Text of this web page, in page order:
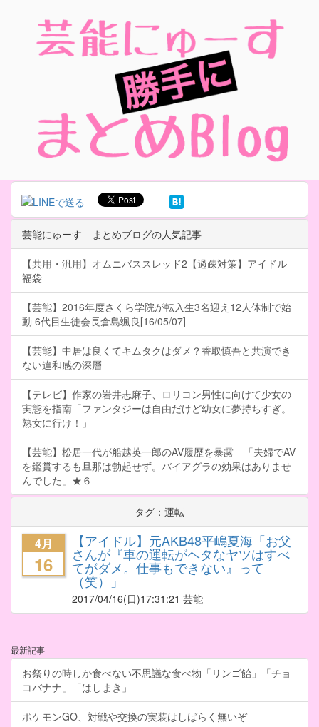
芸能にゅーす まとめブログの人気記事
【共用・汎用】オムニバススレッド2【過疎対策】アイドル
福袋
【芸能】2016年度さくら学院が転入生3名迎え12人体制で始
動 6代目生徒会長倉島颯良[16/05/07]
【芸能】中居は良くてキムタクはダメ？香取慎吾と共演でき
ない違和感の深層
【テレビ】作家の岩井志麻子、ロリコン男性に向けて少女の
実態を指南「ファンタジーは自由だけど幼女に夢持ちすぎ。
熟女に行け！」
【芸能】松居一代が船越英一郎のAV履歴を暴露 「夫婦でAV
を鑑賞するも旦那は勃起せず。バイアグラの効果はありませ
んでした」★６
タグ：運転
4月
16
【アイドル】元AKB48平嶋夏海「お父
さんが『車の運転がヘタなヤツはすべ
てがダメ。仕事もできない』って
（笑）」
2017/04/16(日)17:31:21 芸能
最新記事
お祭りの時しか食べない不思議な食べ物「リンゴ飴」「チョ
コバナナ」「はしまき」
ポケモンGO、対戦や交換の実装はしばらく無いぞ